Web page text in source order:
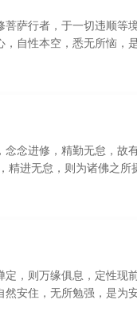
萨行者，于一切违顺等
自性本空，悉无所恼，
念进修，精勤无怠，
精进无怠，则为诸佛之
，则万缘俱息，定性
安住，无所勉强，是为